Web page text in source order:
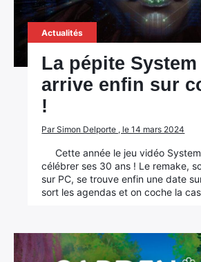
Actualités
La pépite
arrive enfin sur
!
Par Simon Delporte , le 14 mars 2024
Cette année le jeu vidéo
célébrer ses 30 ans ! Le remake,
sur PC, se trouve enfin une date
sort les agendas et on coche la